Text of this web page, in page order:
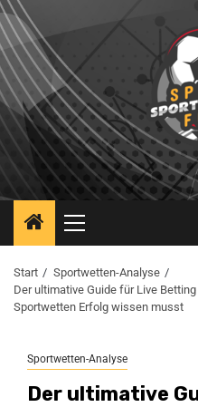
Start
Sportwetten-Analyse
Der ultimative Guide für Live
Sportwetten Erfolg wissen musst
Sportwetten-Analyse
Der ultimative